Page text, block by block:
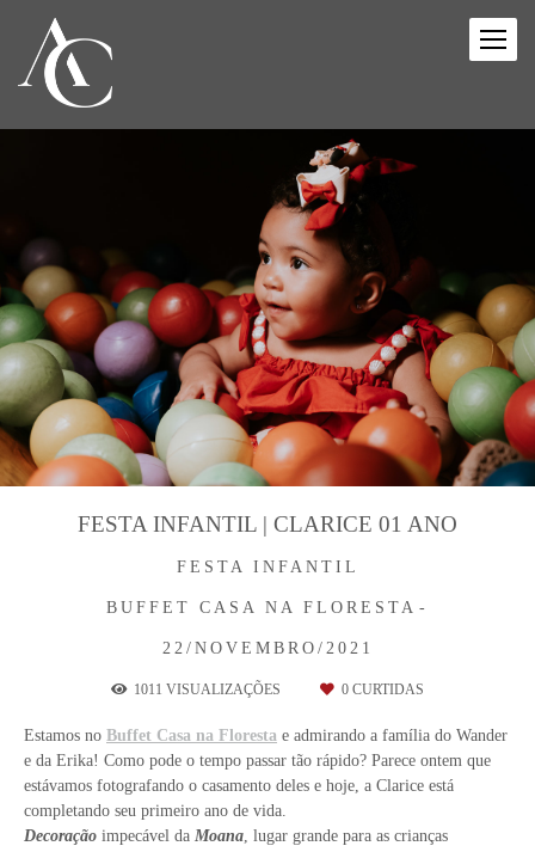
FESTA INFANTIL
BUFFET CASA NA FLORESTA
22/NOVEMBRO/2021
FESTA INFANTIL | CLARICE 01 ANO
1011 VISUALIZAÇÕES 0 CURTIDAS
Estamos no Buffet Casa na Floresta e admirando a família do Wander
e da Erika! Como pode o tempo passar tão rápido? Parece ontem que
estávamos fotografando o casamento deles e hoje, a Clarice está
completando seu primeiro ano de vida.
Decoração impecável da Moana , lugar grande para as crianças